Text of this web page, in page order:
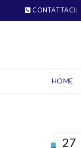
CONTATTACI:
HOME
27